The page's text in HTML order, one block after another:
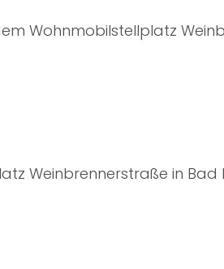
Wohnmobilstellplatz
Weinbrennerstraße in Bad